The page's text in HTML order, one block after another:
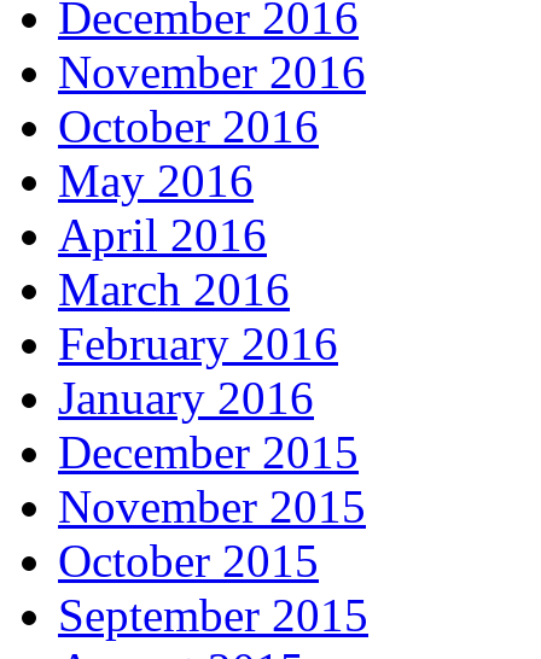
December 2016
November 2016
October 2016
May 2016
April 2016
March 2016
February 2016
January 2016
December 2015
November 2015
October 2015
September 2015